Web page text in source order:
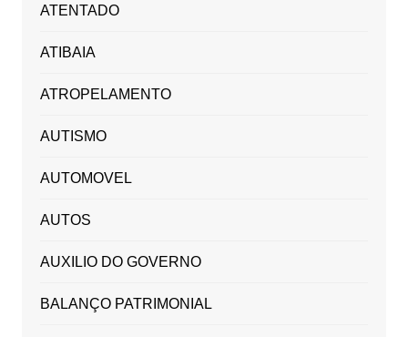
ATENTADO
ATIBAIA
ATROPELAMENTO
AUTISMO
AUTOMOVEL
AUTOS
AUXILIO DO GOVERNO
BALANÇO PATRIMONIAL